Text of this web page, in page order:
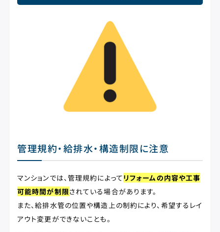
管理規約・給排水・構造制限に注意
マンションでは、管理規約によってリフォームの内容や工事
可能時間が制限されている場合があります。
また、給排水管の位置や構造上の制約により、希望するレイ
アウト変更ができないことも。